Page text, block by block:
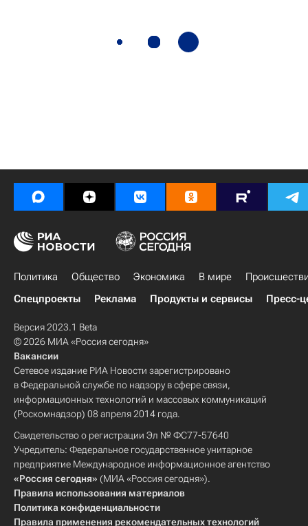
Политика Общество Экономика В мире
Спецпроекты
Реклама Продукты и сервисы Пресс-
Версия 2023.1 Beta
© 2026 МИА «Россия сегодня»
Вакансии
Сетевое издание РИА Новости зарегистрировано
в Федеральной службе по надзору в сфере связи,
информационных технологий и массовых коммуникаций
(Роскомнадзор) 08 апреля 2014 года.
Свидетельство о регистрации Эл № ФС77-57640
Учредитель: Федеральное государственное унитарное
предприятие Международное информационное агентство
«Россия сегодня» (МИА «Россия сегодня»).
Правила использования материалов
Политика конфиденциальности
Правила применения рекомендательных технологий